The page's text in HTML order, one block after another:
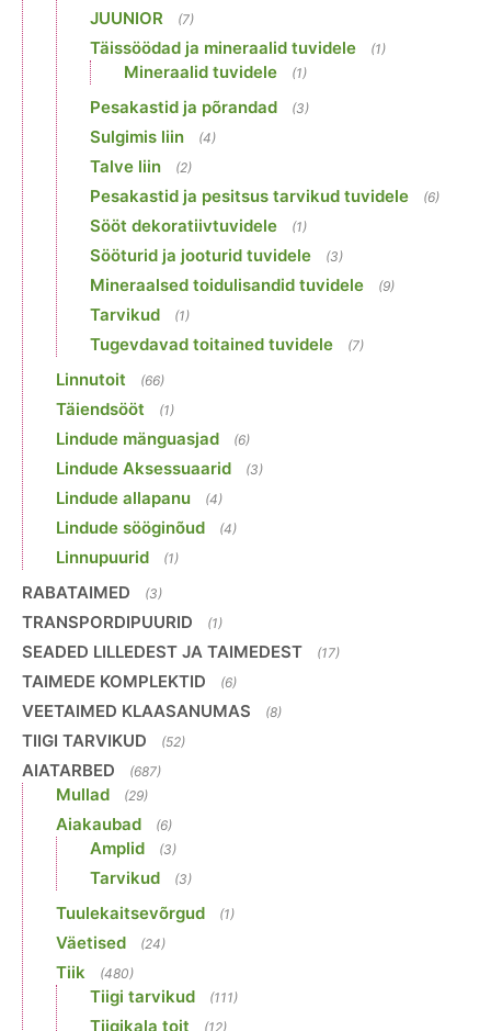
JUUNIOR (7)
Täissöödad ja mineraalid tuvidele (1)
Mineraalid tuvidele (1)
Pesakastid ja põrandad (3)
Sulgimis liin (4)
Talve liin (2)
Pesakastid ja pesitsus tarvikud tuvidele (6)
Sööt dekoratiivtuvidele (1)
Sööturid ja jooturid tuvidele (3)
Mineraalsed toidulisandid tuvidele (9)
Tarvikud (1)
Tugevdavad toitained tuvidele (7)
Linnutoit (66)
Täiendsööt (1)
Lindude mänguasjad (6)
Lindude Aksessuaarid (3)
Lindude allapanu (4)
Lindude sööginõud (4)
Linnupuurid (1)
RABATAIMED (3)
TRANSPORDIPUURID (1)
SEADED LILLEDEST JA TAIMEDEST (17)
TAIMEDE KOMPLEKTID (6)
VEETAIMED KLAASANUMAS (8)
TIIGI TARVIKUD (52)
AIATARBED (687)
Mullad (29)
Aiakaubad (6)
Amplid (3)
Tarvikud (3)
Tuulekaitsevõrgud (1)
Väetised (24)
Tiik (480)
Tiigi tarvikud (111)
Tiigikala toit (12)